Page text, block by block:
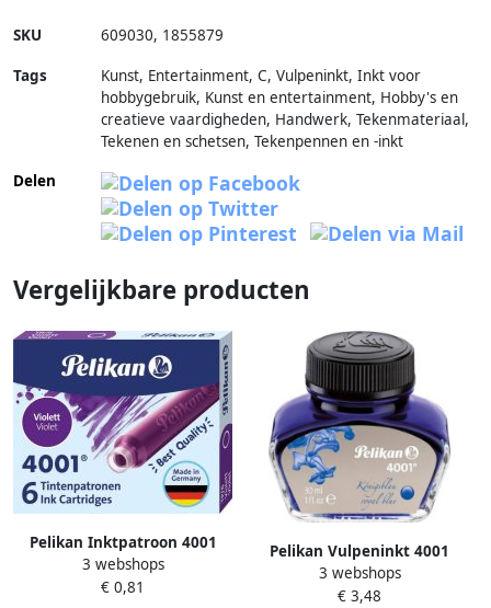
SKU 609030, 1855879
Tags
Kunst, Entertainment, C, Vulpeninkt, Inkt voor
hobbygebruik, Kunst en entertainment, Hobby's en
creatieve vaardigheden, Handwerk, Tekenmateriaal,
Tekenen en schetsen, Tekenpennen en -inkt
Delen
Vergelijkbare producten
Pelikan Inktpatroon 4001
violet 6 stuks
3 webshops
€ 0,81
Pelikan Vulpeninkt 4001
30ml koningsblauw
3 webshops
€ 3,48